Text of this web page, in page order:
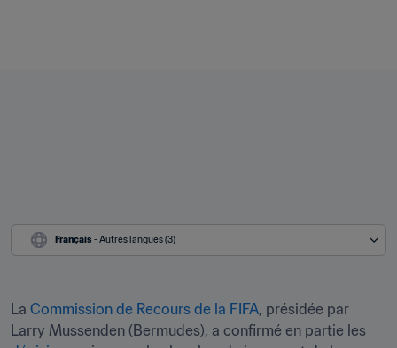
Français - Autres langues (3)
La Commission de Recours de la FIFA, présidée par